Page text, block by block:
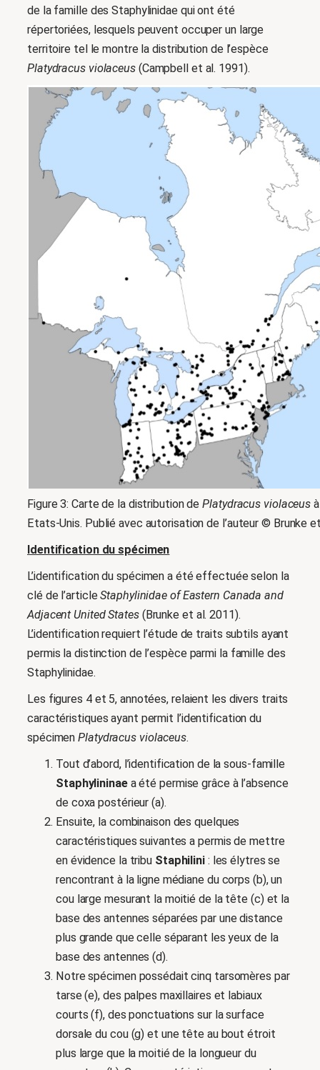
de la famille des Staphylinidae qui ont été
répertoriées, lesquels peuvent occuper un large
territoire tel le montre la distribution de l’espèce
Platydracus violaceus (Campbell et al. 1991).
Figure 3: Carte de la distribution dePlatydracus violaceus
Etats-Unis. Publié avec autorisation de l’auteur © Brunke
Identification du spécimen
L’identification du spécimen a été effectuée selon la
clé de l’articleStaphylinidae of Eastern Canada and
Adjacent United States(Brunke et al. 2011).
L’identification requiert l’étude de traits subtils ayant
permis la distinction de l’espèce parmi la famille des
Staphylinidae.
Les figures 4 et 5, annotées, relaient les divers traits
caractéristiques ayant permit l’identification du
spécimenPlatydracus violaceus.
Tout d’abord, l’identification de la sous-famille
Staphylininaea été permise grâce à l’absence
de coxa postérieur (a).
Ensuite, la combinaison des quelques
caractéristiques suivantes a permis de mettre
en évidence la tribu Staphilini: les élytres se
rencontrant à la ligne médiane du corps (b), un
cou large mesurant la moitié de la tête (c) et la
base des antennes séparées par une distance
plus grande que celle séparant les yeux de la
base des antennes (d).
Notre spécimen possédait cinq tarsomères par
tarse (e), des palpes maxillaires et labiaux
courts (f), des ponctuations sur la surface
dorsale du cou (g) et une tête au bout étroit
plus large que la moitié de la longueur du